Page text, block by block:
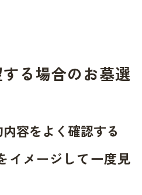
る場合のお墓選
容をよく確認する
イメージして一度見